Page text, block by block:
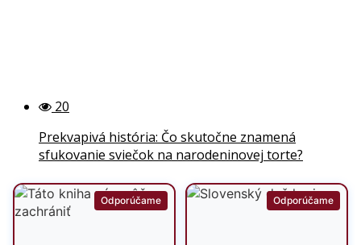
20
Prekvapivá história: Čo skutočne znamená
sfukovanie sviečok na narodeninovej torte?